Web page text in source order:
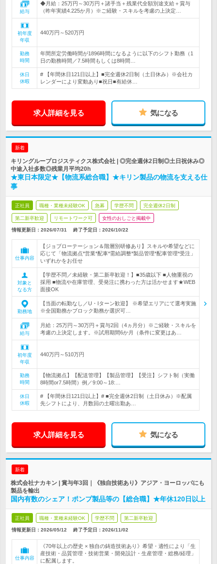
給与
◆月給：25万円～30万円＋諸手当＋残業代全額別途支給＋賞与
（昨年実績4.225か月）※ご経験・スキルを考慮の上決定…
初年度
年収
440万円～520万円
勤務
時間
年間所定労働時間が1896時間になるように以下のシフト勤務（1
日の勤務時間／7.5時間もしくは8時間…
休日
休暇
# 【年間休日121日以上】■完全週休2日制（土日休み）※会社カ
レンダーにより変動あり■祝日■有給休…
求人詳細を見る 気になる
新着
キリングループロジスティクス株式会社 | ◎完全週休2日制◎土日祝休み◎
中途入社多数◎残業月平均20h
★東日本限定★【物流系総合職】★キリン製品の物流を支える仕
事
正社員 職種・業種未経験OK 急募 学歴不問 完全週休2日制
第二新卒歓迎 リモートワーク可 女性のおしごと掲載中
情報更新日：2026/07/31 終了予定日： 2026/10/22
仕事内容
【ジョブローテーション＆階層別研修あり】スキルや希望などに
応じて「物流拠点*営業*配車*需給調整*製品管理*配車管理*受注」
いずれかをお任せ
対象と
なる方
【学歴不問／未経験・第二新卒歓迎！】■35歳以下 ■人物重視の
採用 ■物流や在庫管理、受発注に携わった方は活かせます★WEB
面接OK
勤務地
【当面の転勤なし／U・Iターン歓迎】 ※希望エリアにて選考実施
※全国勤務かブロック勤務か選択可…
給与
月給：25万円～30万円＋賞与2回（4ヵ月分）※ご経験・スキルを
考慮の上決定します。※試用期間6か月（条件に変更はあ…
初年度
年収
440万円～510万円
勤務
時間
【物流拠点】【配送管理】【製品管理】【受注】シフト制（実働
8時間or7.5時間）例／9:00～18:…
休日
休暇
# 【年間休日121日以上】# ■完全週休2日制（土日休み）※配属
先シフトにより、月数回の土曜出勤あ…
求人詳細を見る 気になる
新着
株式会社ナカキン | 賞与年3回｜《独自技術あり》アジア・ヨーロッパにも
製品を輸出
国内有数のシェア！ポンプ製品等の【総合職】★年休120日以上
正社員 職種・業種未経験OK 学歴不問 第二新卒歓迎
情報更新日：2026/05/12 終了予定日： 2026/11/02
仕事内容
《70年以上の歴史 × 独自の鋳造技術あり》希望・適性により「生
産技術・品質管理・技術営業・開発設計・生産管理・総務/経理」
に配属します。